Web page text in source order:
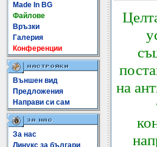
Made In BG
Файлове
Връзки
Галерия
Конференции
Външен вид
Предложения
Направи си сам
За нас
Линукс за българи
на